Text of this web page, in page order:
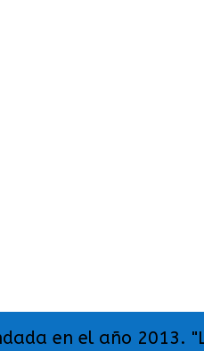
en el año 2013.